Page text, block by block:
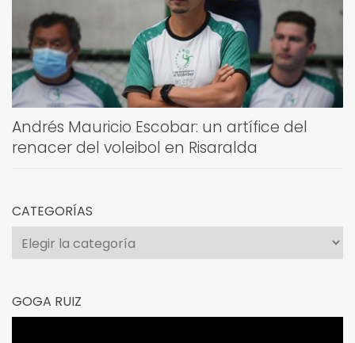
Andrés Mauricio Escobar: un artífice del
renacer del voleibol en Risaralda
CATEGORÍAS
Categorías
GOGA RUIZ